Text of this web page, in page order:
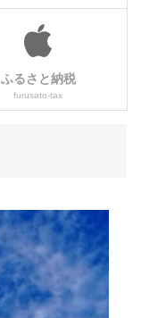
ふるさと納税
furusato-tax